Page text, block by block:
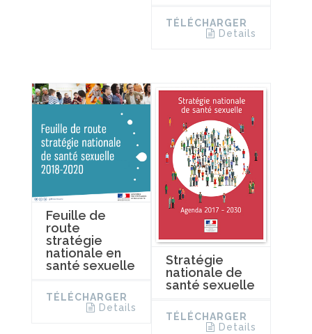
TÉLÉCHARGER
Details
Feuille de
route
stratégie
nationale en
santé sexuelle
TÉLÉCHARGER
Details
Stratégie
nationale de
santé sexuelle
TÉLÉCHARGER
Details